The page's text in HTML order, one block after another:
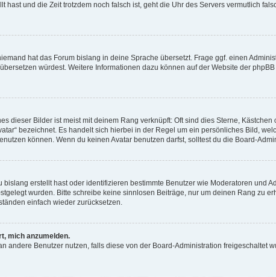
und die Zeit trotzdem noch falsch ist, geht die Uhr des Servers vermutlich
hat das Forum bislang in deine Sprache übersetzt. Frage ggf. einen
würdest. Weitere Informationen dazu können auf der Website der
dieser Bilder ist meist mit deinem Rang verknüpft: Oft sind dies Sterne,
bezeichnet. Es handelt sich hierbei in der Regel um ein persönliches Bild,
können. Wenn du keinen Avatar benutzen darfst, solltest du die Board-
erstellt hast oder identifizieren bestimmte Benutzer wie Moderatoren und
wurden. Bitte schreibe keine sinnlosen Beiträge, nur um deinen Rang zu
einfach wieder zurücksetzen.
mich anzumelden.
andere Benutzer nutzen, falls diese von der Board-Administration freigeschaltet